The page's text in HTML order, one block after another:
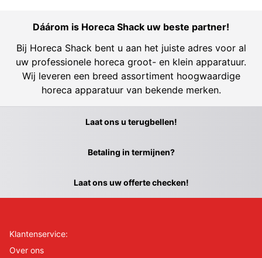
Dáárom is Horeca Shack uw beste partner!
Bij Horeca Shack bent u aan het juiste adres voor al
uw professionele horeca groot- en klein apparatuur.
Wij leveren een breed assortiment hoogwaardige
horeca apparatuur van bekende merken.
Laat ons u terugbellen!
Betaling in termijnen?
Laat ons uw offerte checken!
Klantenservice:
Over ons